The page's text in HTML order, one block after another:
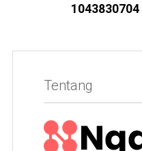
1043830704
Tentang